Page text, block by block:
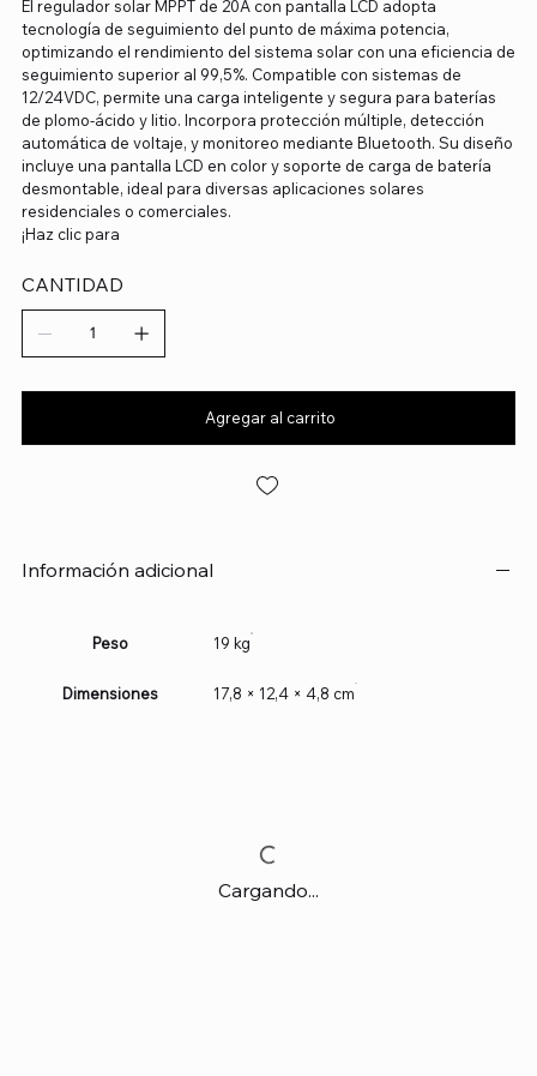
El regulador solar MPPT de 20A con pantalla LCD adopta
tecnología de seguimiento del punto de máxima potencia,
optimizando el rendimiento del sistema solar con una eficiencia de
seguimiento superior al 99,5%. Compatible con sistemas de
12/24VDC, permite una carga inteligente y segura para baterías
de plomo-ácido y litio. Incorpora protección múltiple, detección
automática de voltaje, y monitoreo mediante Bluetooth. Su diseño
incluye una pantalla LCD en color y soporte de carga de batería
desmontable, ideal para diversas aplicaciones solares
residenciales o comerciales.
¡Haz clic para
CANTIDAD
Agregar al carrito
Información adicional
Peso 19 kg
Dimensiones 17,8 × 12,4 × 4,8 cm
Cargando...